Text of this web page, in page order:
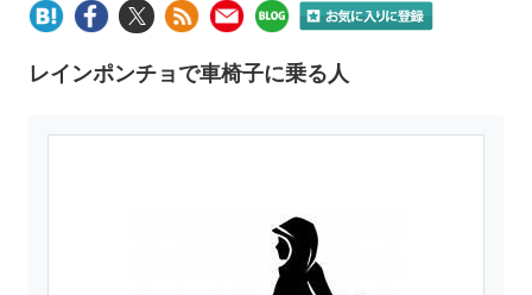
レインポンチョで車椅子に乗る人